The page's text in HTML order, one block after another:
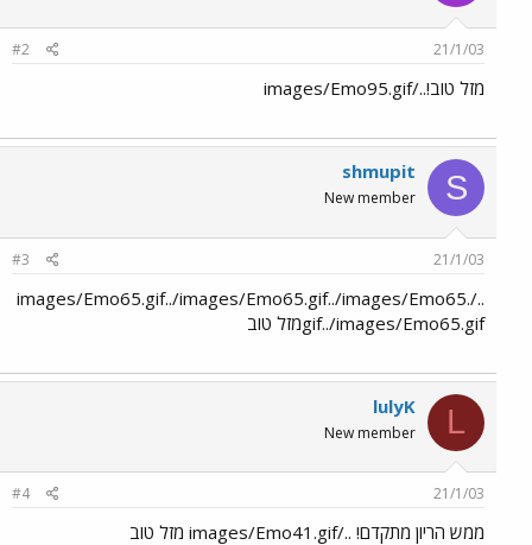
21/1/03
#2
מזל טוב!../images/Emo95.gif
S
shmupit
New member
21/1/03
#3
../images/Emo65.gif../images/Emo65.gif../images/Emo65.
gif../images/Emo65.gifמזל טוב
L
lulyK
New member
21/1/03
#4
ממש הריון מתקדם! ../images/Emo41.gif מזל טוב